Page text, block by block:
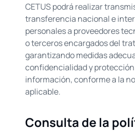
CETUS podrá realizar
transferencia nacional e
personales a proveedores
o terceros encargados del
garantizando medidas
confidencialidad y protección
información, conforme a la
aplicable.
Consulta de la